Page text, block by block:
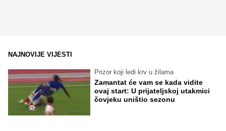
NAJNOVIJE VIJESTI
Prizor koji ledi krv u žilama
Zamantat će vam se kada vidite
ovaj start: U prijateljskoj utakmici
čovjeku uništio sezonu